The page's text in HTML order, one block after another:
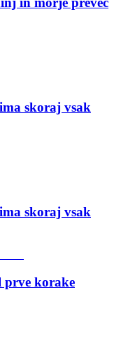
skoraj vsak
skoraj vsak
prve korake